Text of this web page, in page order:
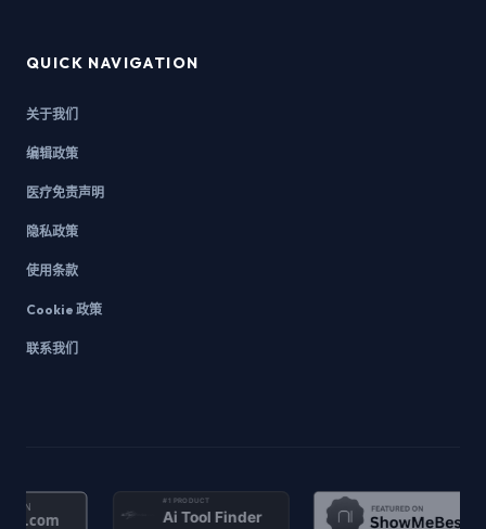
QUICK NAVIGATION
关于我们
编辑政策
医疗免责声明
隐私政策
使用条款
Cookie 政策
联系我们